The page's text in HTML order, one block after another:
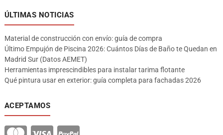
ÚLTIMAS NOTICIAS
Material de construcción con envío: guía de compra
Último Empujón de Piscina 2026: Cuántos Días de Baño te Quedan en
Madrid Sur (Datos AEMET)
Herramientas imprescindibles para instalar tarima flotante
Qué pintura usar en exterior: guía completa para fachadas 2026
ACEPTAMOS